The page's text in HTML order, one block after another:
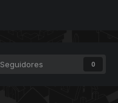
Seguidores 0